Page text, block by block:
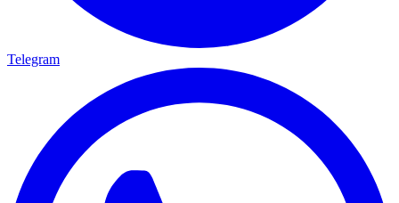
Telegram